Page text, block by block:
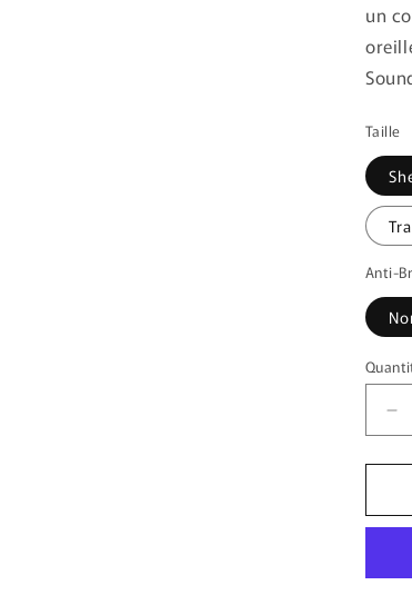
un
Taille
Anti-
la